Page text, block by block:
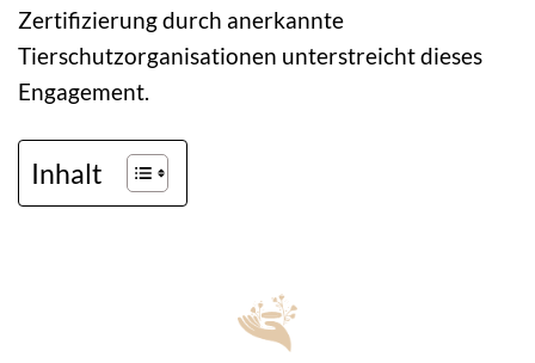
Zertifizierung durch anerkannte
Tierschutzorganisationen unterstreicht dieses
Engagement.
Inhalt